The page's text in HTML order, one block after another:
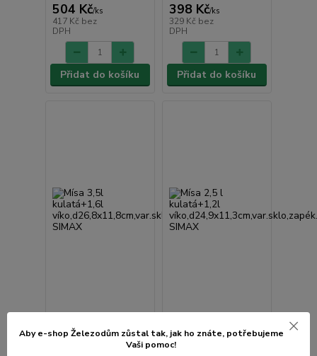
504 Kč/ks
417 Kč bez
DPH
Přidat do košíku
398 Kč/ks
329 Kč bez
DPH
Přidat do košíku
Mísa 3,5l kulatá+1,6l
víko,d26,8x11,8cm,var.sklo,zapék.víko,d24,9x11,3cm,var.sklo,zapék.
SIMAX
Aby e-shop Železodům zůstal tak, jak ho znáte, potřebujeme
Vaši pomoc!